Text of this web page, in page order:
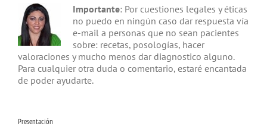
Importante: Por cuestiones legales y éticas
no puedo en ningún caso dar respuesta vía
e-mail a personas que no sean pacientes
sobre: recetas, posologías, hacer
valoraciones y mucho menos dar diagnostico alguno.
Para cualquier otra duda o comentario, estaré encantada
de poder ayudarte.
Presentación